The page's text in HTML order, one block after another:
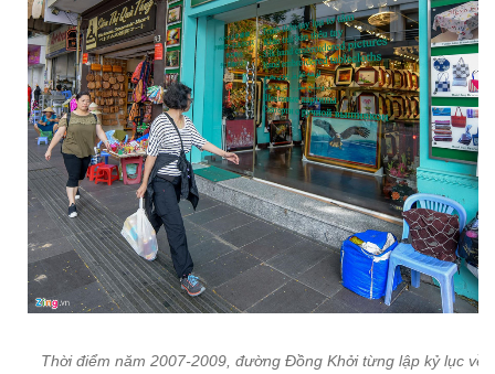
Thời điểm năm 2007-2009, đường Đồng Khởi từng lập kỷ lục về